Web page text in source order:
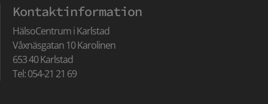
Kontaktinformation
HälsoCentrum i Karlstad
Våxnäsgatan 10 Karolinen
653 40 Karlstad
Tel: 054-21 21 69